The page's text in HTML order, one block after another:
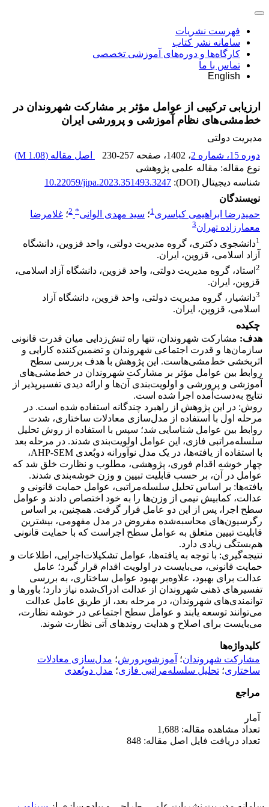
فهرست نشریات
سامانه نشر کتاب
کارگاه‌ها و دوره‌های آموزشی تخصصی
تماس با ما
English
ارزیابی ترکیبی از عوامل مؤثر بر مشارکت شهروندان در
خط‌مشی‌های نظام آموزشی و پرورشی ایران
مدیریت دولتی
دوره 15، شماره 2
، 1402 ، صفحه 230-257 اصل مقاله (1.08 M
)
نوع مقاله: مقاله علمی پژوهشی
شناسه دیجیتال (DOI):
10.22059/jipa.2023.351493.3247
نویسندگان
حمیدرضا ابراهیمی کیاسری1؛ سید مهدی الوانی*
2؛ غلامرضا
معمارزاده تهران3
1دانشجوی دکتری، گروه مدیریت دولتی، واحد قزوین، دانشگاه
آزاد اسلامی، قزوین، ایران.
2 استاد، گروه مدیریت دولتی، واحد قزوین، دانشگاه آزاد اسلامی،
قزوین، ایران.
3دانشیار، گروه مدیریت دولتی، واحد قزوین، دانشگاه آزاد
اسلامی، قزوین، ایران.
چکیده
هدف: مشارکت شهروندان، تنها راه تنش‌‌زدایی میان قدرت قانونی
سازمان‌ها و قدرت ‌اجتماعی شهروندان و تضمین‌کننده کارایی و
اثربخشی خط‌مشی‌هاست. این پژوهش با هدف بررسی سطح
روابط بین عوامل مؤثر بر مشارکت شهروندان در خط‌مشی‌های
آموزشی و پرورشی و اولویت‌بندی آن‌ها و ارائه دیدی تفسیرپذیر از
نتایج به‌دست‌آمده اجرا شده است.
روش: در این پژوهش از راهبرد چندگانه استفاده شده است. در
مرحله اول با استفاده از مدل‌سازی معادلات ساختاری، شدت
روابط بین عوامل شناسایی شد؛ سپس با استفاده از روش تحلیل
سلسله‌مراتبی فازی، این عوامل اولویت‌بندی شدند. در مرحله بعد
با استفاده از یافته‌ها، در یک مدل نوآورانه دوبُعدی AHP-SEM،
چهار خوشه اقدام فوری، پژوهشی، مطلوب و نظارت خلق شد که
عوامل در آن، بر حسب قابلیت تبیین و وزن خوشه‌بندی شدند.
یافته‌ها: بر اساس تحلیل سلسله‌مراتبی، عوامل حمایت قانونی و
عدالت، کمابیش نیمی از وزن‌ها را به خود اختصاص ‌دادند و عوامل
سطح اجرا، پس از این دو عامل قرار گرفت. همچنین، بر اساس
رگرسیون‌های محاسبه‌شده مفروض در مدل مفهومی، بیشترین
قابلیت تبیین متعلق به عوامل سطح اجراست که با حمایت قانونی
هم‌بستگی زیادی دارد.
نتیجه‌گیری: با توجه به یافته‌ها، عوامل تشکیلات‌اجرایی، اطلاعات و
حمایت قانونی، می‌بایست در اولویت اقدام قرار گیرد؛ عامل
عدالت برای بهبود، علاوه‌بر بهبود عوامل ساختاری، به بررسی
تفسیرهای ذهنی شهروندان از عدالت ادراک‌شده ‌نیاز دارد؛ باورها و
توانمندی‌های شهروندان، در مرحله بعد، از طریق عامل عدالت
می‌توانند توسعه ‌یابند و عوامل سطح ‌اجتماعی در خوشه نظارت،
می‌بایست برای اصلاح و هدایت روندهای آتی نظارت شوند.
کلیدواژه‌ها
مشارکت شهروندان؛ آموزش‏وپرورش؛ مدل‌سازی معادلات
ساختاری؛ تحلیل سلسله‌مراتبی فازی؛ مدل دوبُعدی
مراجع
آمار
تعداد مشاهده مقاله: 1,688
تعداد دریافت فایل اصل مقاله: 848